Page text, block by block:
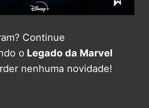
Continue
o Legado da Marvel
nenhuma novidade!